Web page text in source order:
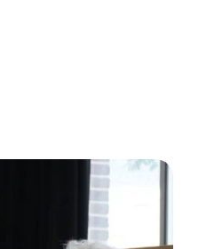
participatie,